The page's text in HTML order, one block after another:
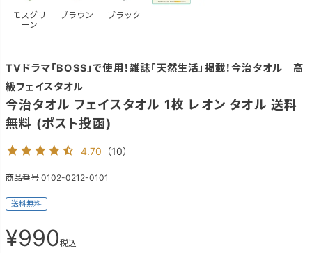
モスグリ
ーン
ブラウン ブラック
TVドラマ「BOSS」で使用！雑誌「天然生活」掲載！今治タオル 高
級フェイスタオル
今治タオル フェイスタオル 1枚 レオン タオル 送料
無料 (ポスト投函)
4.70 （10）
商品番号 0102-0212-0101
送料無料
¥990税込